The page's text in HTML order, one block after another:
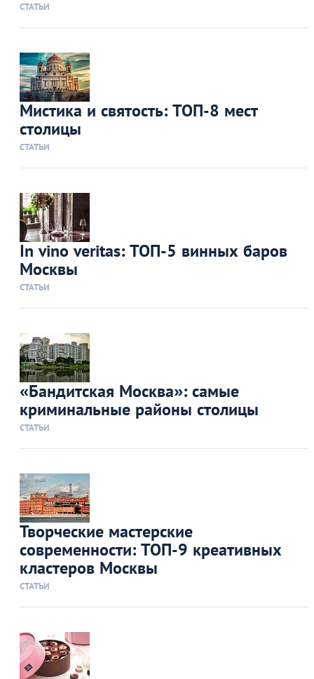
СТАТЬИ
Мистика и святость: ТОП-8 мест
столицы
СТАТЬИ
In vino veritas: ТОП-5 винных баров
Москвы
СТАТЬИ
«Бандитская Москва»: самые
криминальные районы столицы
СТАТЬИ
Творческие мастерские
современности: ТОП-9 креативных
кластеров Москвы
СТАТЬИ